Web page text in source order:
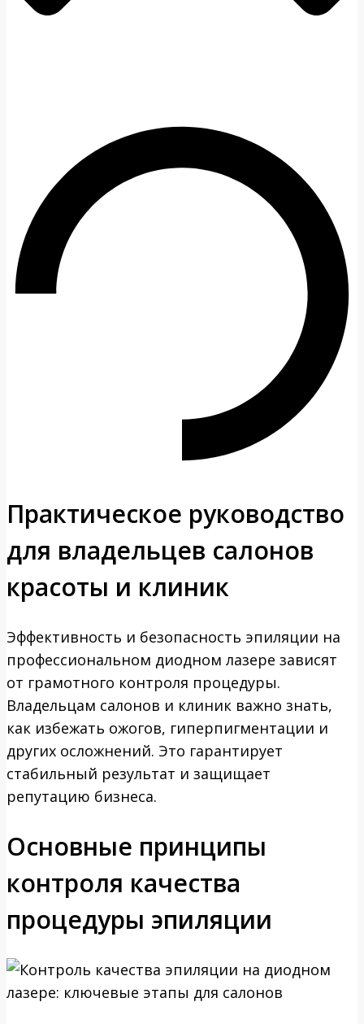
Практическое руководство
для владельцев салонов
красоты и клиник
Эффективность и безопасность эпиляции на
профессиональном диодном лазере зависят
от грамотного контроля процедуры.
Владельцам салонов и клиник важно знать,
как избежать ожогов, гиперпигментации и
других осложнений. Это гарантирует
стабильный результат и защищает
репутацию бизнеса.
Основные принципы
контроля качества
процедуры эпиляции